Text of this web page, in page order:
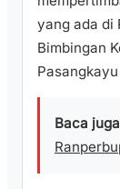
yang ada di
Bimbingan
Pasangkayu
Baca